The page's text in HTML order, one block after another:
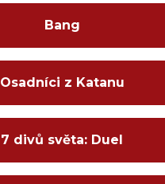
Bang
Osadníci z Katanu
7 divů světa: Duel